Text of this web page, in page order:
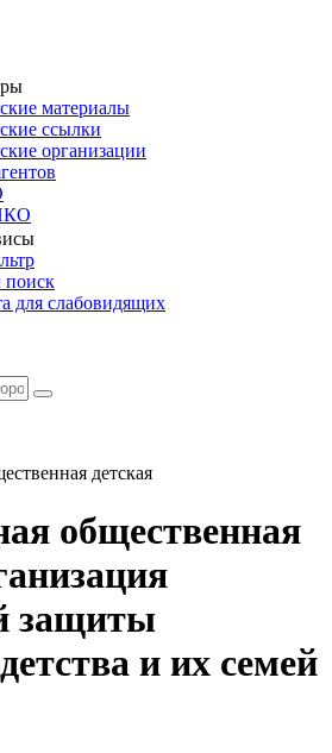
материалы
ссылки
организации
поиск
для слабовидящих
детская
общественная
защиты
и их семей